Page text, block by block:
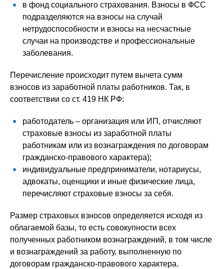
в фонд социального страхования. Взносы в ФСС
подразделяются на взносы на случай
нетрудоспособности и взносы на несчастные
случаи на производстве и профессиональные
заболевания.
Перечисление происходит путем вычета сумм
взносов из заработной платы работников. Так, в
соответствии со ст. 419 НК РФ:
работодатель – организация или ИП, отчисляют
страховые взносы из заработной платы
работникам или из вознаграждения по договорам
гражданско-правового характера);
индивидуальные предприниматели, нотариусы,
адвокаты, оценщики и иные физические лица,
перечисляют страховые взносы за себя.
Размер страховых взносов определяется исходя из
облагаемой базы, то есть совокупности всех
полученных работником вознаграждений, в том числе
и вознаграждений за работу, выполненную по
договорам гражданско-правового характера.